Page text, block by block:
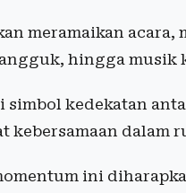
meramaikan acara,
hingga musik
kedekatan
kebersamaan dalam
ini